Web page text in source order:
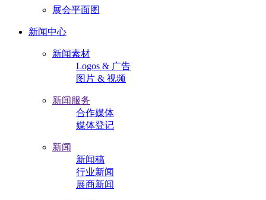
展会平面图
新闻中心
新闻素材
Logos & 广告
图片 & 视频
新闻服务
合作媒体
媒体登记
新闻
新闻稿
行业新闻
展商新闻